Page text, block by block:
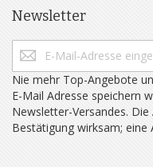
Newsletter
Nie mehr Top-Angebote
E-Mail Adresse speichern
Newsletter-Versandes.
Bestätigung wirksam;